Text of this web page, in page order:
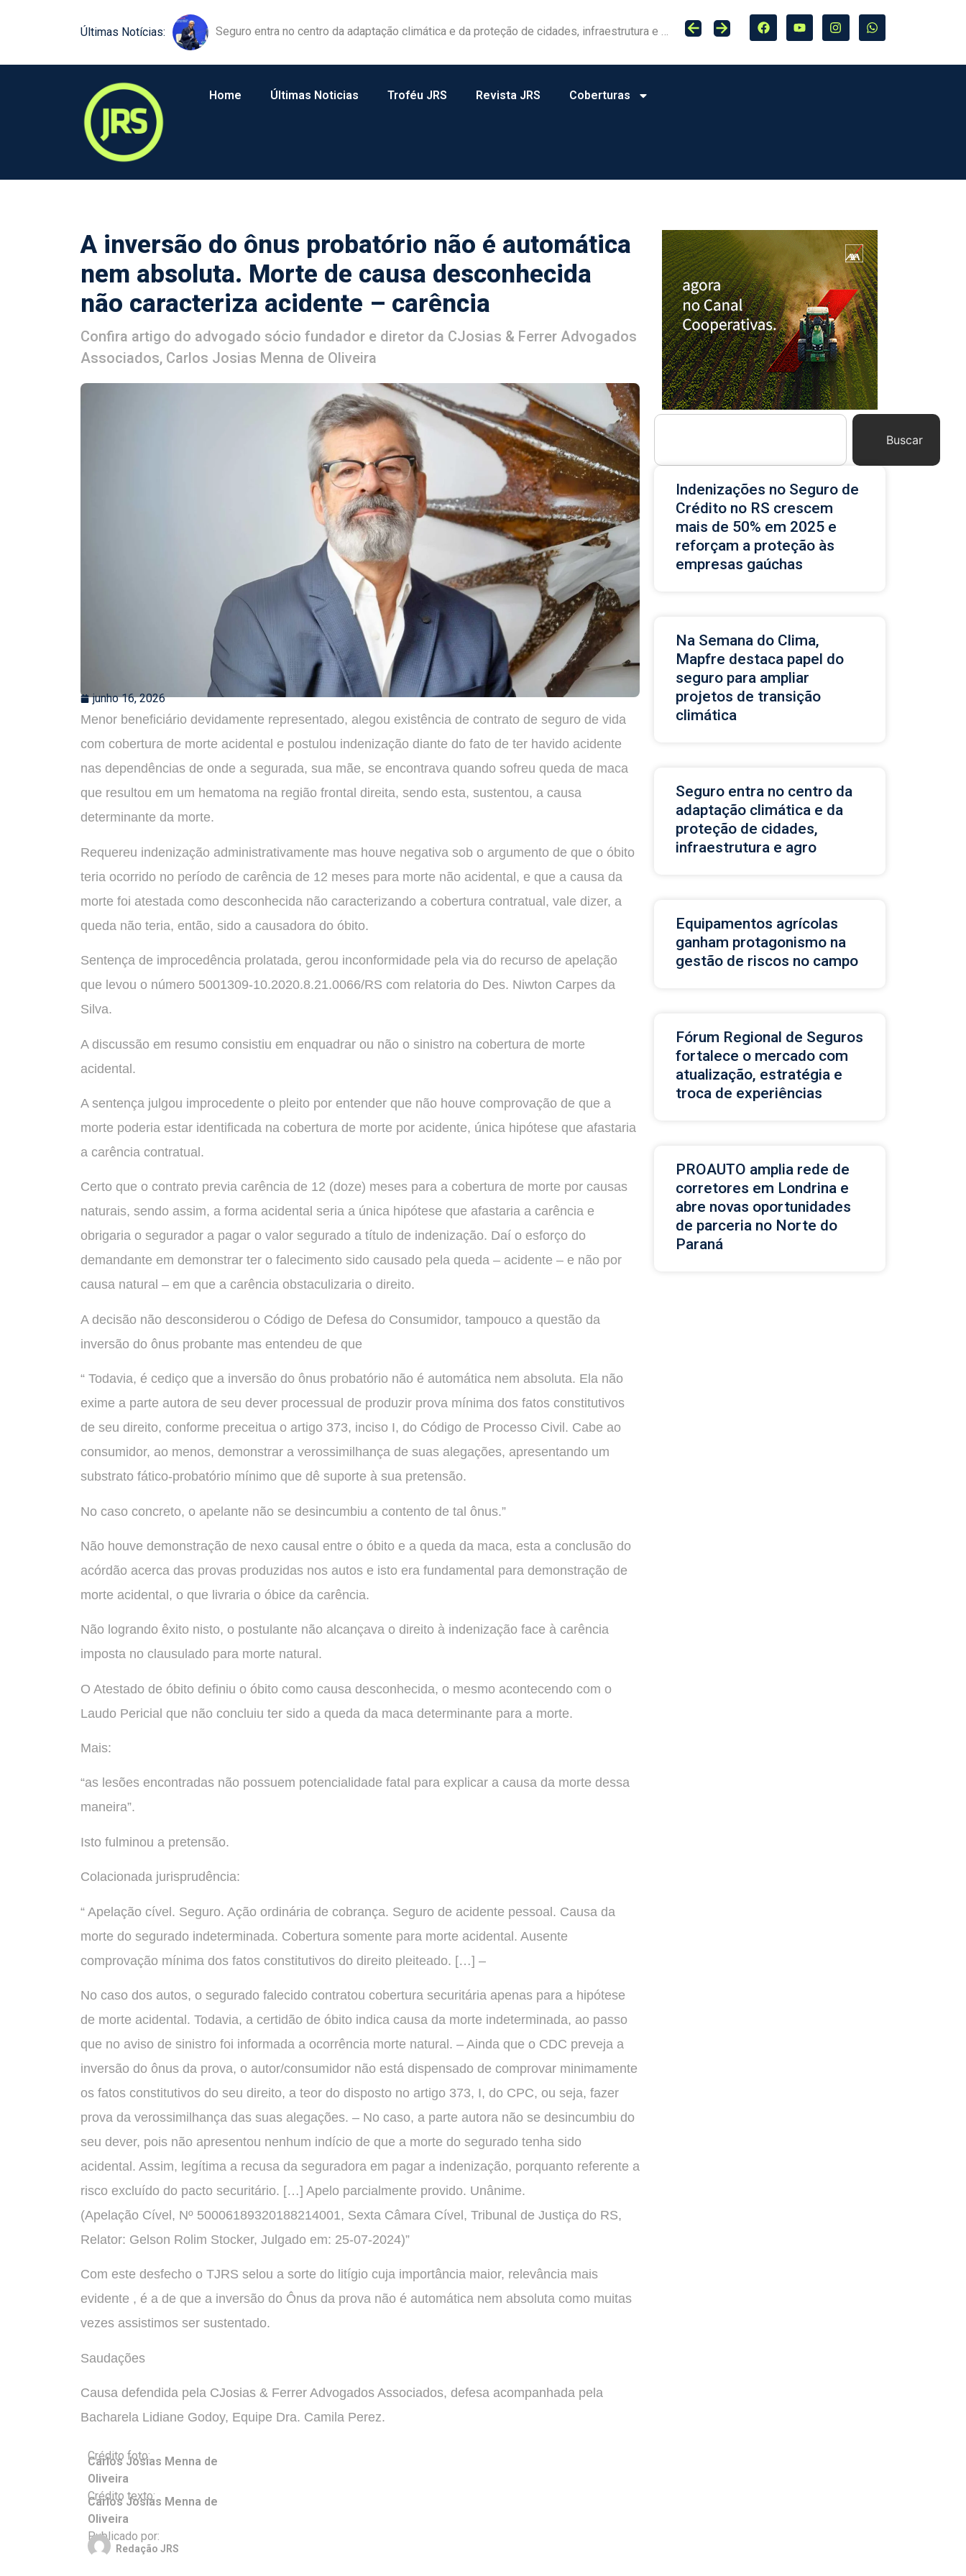
Últimas Notícias: Seguro entra no centro da adaptação climática e da proteção de cidades, infraestrutura e agro
Equipamentos agrícolas ganham protagonismo na gestão de riscos no campo
Home Últimas Noticias Troféu JRS Revista JRS Coberturas
A inversão do ônus probatório não é automática
nem absoluta. Morte de causa desconhecida
não caracteriza acidente – carência
Confira artigo do advogado sócio fundador e diretor da CJosias & Ferrer Advogados
Associados, Carlos Josias Menna de Oliveira
junho 16, 2026
Menor beneficiário devidamente representado, alegou existência de contrato de seguro de vida
com cobertura de morte acidental e postulou indenização diante do fato de ter havido acidente
nas dependências de onde a segurada, sua mãe, se encontrava quando sofreu queda de maca
que resultou em um hematoma na região frontal direita, sendo esta, sustentou, a causa
determinante da morte.
Requereu indenização administrativamente mas houve negativa sob o argumento de que o óbito
teria ocorrido no período de carência de 12 meses para morte não acidental, e que a causa da
morte foi atestada como desconhecida não caracterizando a cobertura contratual, vale dizer, a
queda não teria, então, sido a causadora do óbito.
Sentença de improcedência prolatada, gerou inconformidade pela via do recurso de apelação
que levou o número 5001309-10.2020.8.21.0066/RS com relatoria do Des. Niwton Carpes da
Silva.
A discussão em resumo consistiu em enquadrar ou não o sinistro na cobertura de morte
acidental.
A sentença julgou improcedente o pleito por entender que não houve comprovação de que a
morte poderia estar identificada na cobertura de morte por acidente, única hipótese que afastaria
a carência contratual.
Certo que o contrato previa carência de 12 (doze) meses para a cobertura de morte por causas
naturais, sendo assim, a forma acidental seria a única hipótese que afastaria a carência e
obrigaria o segurador a pagar o valor segurado a título de indenização. Daí o esforço do
demandante em demonstrar ter o falecimento sido causado pela queda – acidente – e não por
causa natural – em que a carência obstaculizaria o direito.
A decisão não desconsiderou o Código de Defesa do Consumidor, tampouco a questão da
inversão do ônus probante mas entendeu de que
“ Todavia, é cediço que a inversão do ônus probatório não é automática nem absoluta. Ela não
exime a parte autora de seu dever processual de produzir prova mínima dos fatos constitutivos
de seu direito, conforme preceitua o artigo 373, inciso I, do Código de Processo Civil. Cabe ao
consumidor, ao menos, demonstrar a verossimilhança de suas alegações, apresentando um
substrato fático-probatório mínimo que dê suporte à sua pretensão.
No caso concreto, o apelante não se desincumbiu a contento de tal ônus.”
Não houve demonstração de nexo causal entre o óbito e a queda da maca, esta a conclusão do
acórdão acerca das provas produzidas nos autos e isto era fundamental para demonstração de
morte acidental, o que livraria o óbice da carência.
Não logrando êxito nisto, o postulante não alcançava o direito à indenização face à carência
imposta no clausulado para morte natural.
O Atestado de óbito definiu o óbito como causa desconhecida, o mesmo acontecendo com o
Laudo Pericial que não concluiu ter sido a queda da maca determinante para a morte.
Mais:
“as lesões encontradas não possuem potencialidade fatal para explicar a causa da morte dessa
maneira”.
Isto fulminou a pretensão.
Colacionada jurisprudência:
“ Apelação cível. Seguro. Ação ordinária de cobrança. Seguro de acidente pessoal. Causa da
morte do segurado indeterminada. Cobertura somente para morte acidental. Ausente
comprovação mínima dos fatos constitutivos do direito pleiteado. […] –
No caso dos autos, o segurado falecido contratou cobertura securitária apenas para a hipótese
de morte acidental. Todavia, a certidão de óbito indica causa da morte indeterminada, ao passo
que no aviso de sinistro foi informada a ocorrência morte natural. – Ainda que o CDC preveja a
inversão do ônus da prova, o autor/consumidor não está dispensado de comprovar minimamente
os fatos constitutivos do seu direito, a teor do disposto no artigo 373, I, do CPC, ou seja, fazer
prova da verossimilhança das suas alegações. – No caso, a parte autora não se desincumbiu do
seu dever, pois não apresentou nenhum indício de que a morte do segurado tenha sido
acidental. Assim, legítima a recusa da seguradora em pagar a indenização, porquanto referente a
risco excluído do pacto securitário. […] Apelo parcialmente provido. Unânime.
(Apelação Cível, Nº 50006189320188214001, Sexta Câmara Cível, Tribunal de Justiça do RS,
Relator: Gelson Rolim Stocker, Julgado em: 25-07-2024)”
Com este desfecho o TJRS selou a sorte do litígio cuja importância maior, relevância mais
evidente , é a de que a inversão do Ônus da prova não é automática nem absoluta como muitas
vezes assistimos ser sustentado.
Saudações
Causa defendida pela CJosias & Ferrer Advogados Associados, defesa acompanhada pela
Bacharela Lidiane Godoy, Equipe Dra. Camila Perez.
Crédito foto:
Carlos Josias Menna de
Oliveira
Crédito texto:
Carlos Josias Menna de
Oliveira
Publicado por:
Redação JRS
Buscar
Indenizações no Seguro de
Crédito no RS crescem
mais de 50% em 2025 e
reforçam a proteção às
empresas gaúchas
Na Semana do Clima,
Mapfre destaca papel do
seguro para ampliar
projetos de transição
climática
Seguro entra no centro da
adaptação climática e da
proteção de cidades,
infraestrutura e agro
Equipamentos agrícolas
ganham protagonismo na
gestão de riscos no campo
Fórum Regional de Seguros
fortalece o mercado com
atualização, estratégia e
troca de experiências
PROAUTO amplia rede de
corretores em Londrina e
abre novas oportunidades
de parceria no Norte do
Paraná